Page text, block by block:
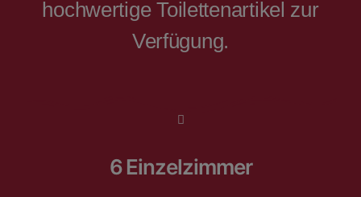
hochwertige Toilettenartikel zur
Verfügung.
6 Einzelzimmer